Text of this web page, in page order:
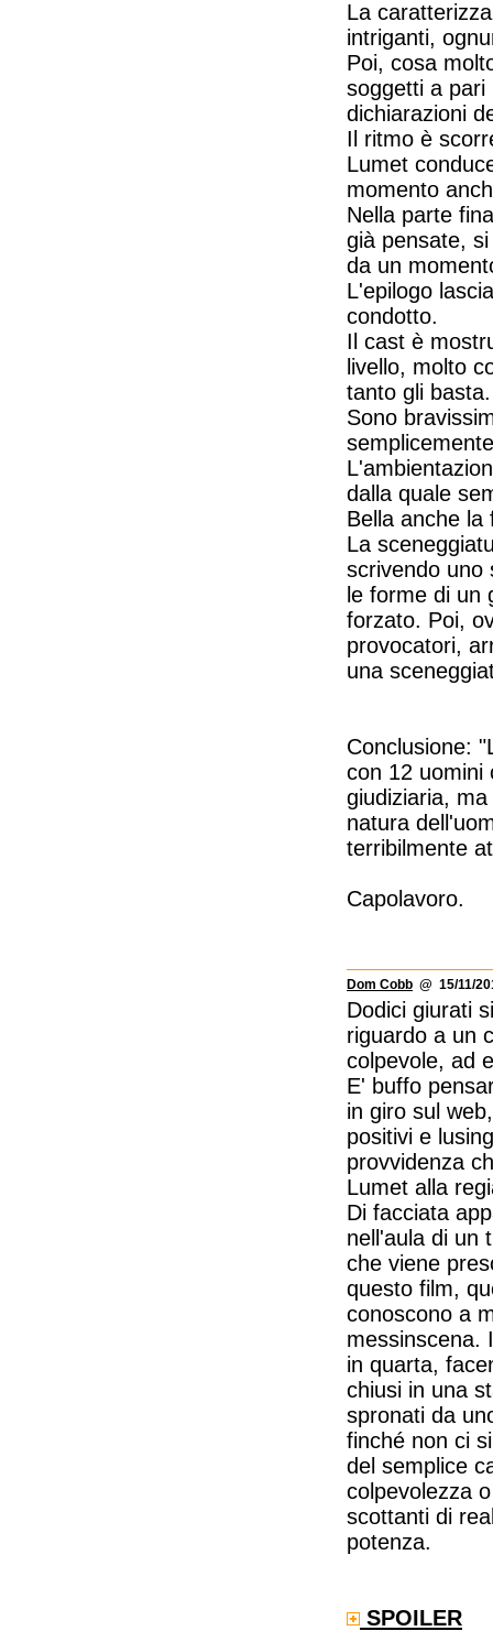
La
intriganti,
Poi, cosa
soggetti a pari
dichiarazioni
Il ritmo è
Lumet
momento
Nella parte
già pensate,
da un
L'epilogo
condotto.
Il cast è
livello, molto
tanto gli
Sono
dalla quale
Bella anche
La
scrivendo uno
le forme di un
forzato. Poi,
provocatori,
una
Conclusione:
con 12 uomini
giudiziaria,
natura
terribilmente
Capolavoro.
Dom Cobb @ 15/11/
Dodici giurati
riguardo a un
colpevole, ad
E' buffo
in giro sul
positivi e
provvidenza
Lumet alla
Di facciata
nell'aula di un
che viene
questo film,
conoscono a
messinscena.
in quarta,
chiusi in una
spronati da
finché non ci
del semplice
colpevolezza
scottanti di
potenza.
SPOILER